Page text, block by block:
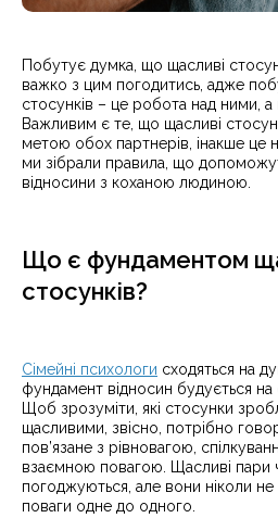
Побутує думка, що щасливі
важко з цим погодитись, адже
стосунків – це робота над ними, а
Важливим є те, що щасливі
метою обох партнерів, інакше це
ми зібрали правила, що
відносини з коханою людиною.
Що є фундаментом
стосунків?
Сімейні психологи сходяться на
фундамент відносин будується на
Щоб зрозуміти, які стосунки
щасливими, звісно, потрібно
пов’язане з рівновагою,
взаємною повагою. Щасливі пари
погоджуються, але вони ніколи не
поваги одне до одного.